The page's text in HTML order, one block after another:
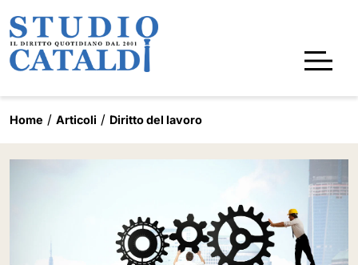
Home Articoli Diritto del lavoro